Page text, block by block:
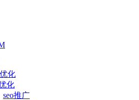
化
化
seo推广